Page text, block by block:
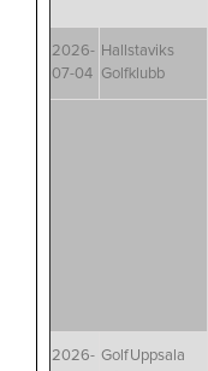
2026-
07-04
Hallstaviks
Golfklubb
2026- GolfUppsala